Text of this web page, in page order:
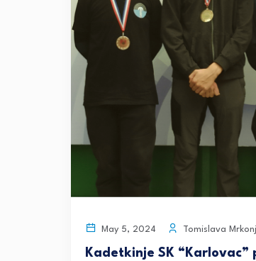
May 5, 2024 Tomislava
Kadetkinje SK